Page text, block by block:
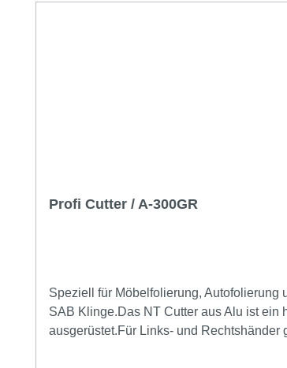
Profi Cutter / A-300GR
Speziell für Möbelfolierung, Autofolierung
SAB Klinge.Das NT Cutter aus Alu ist ein
ausgerüstet.Für Links- und Rechtshänder